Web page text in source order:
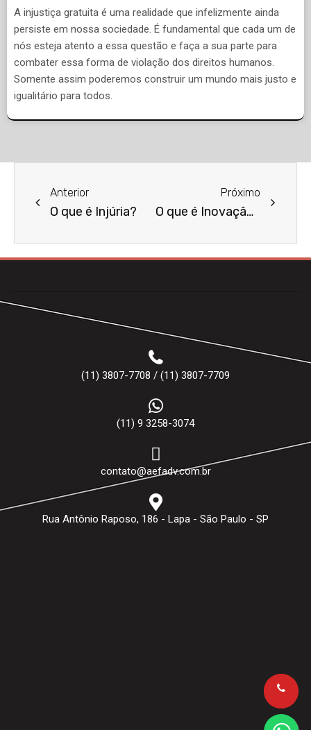
A injustiça gratuita é uma realidade que infelizmente ainda
persiste em nossa sociedade. É fundamental que cada um de
nós esteja atento a essa questão e faça a sua parte para
combater essa forma de violação dos direitos humanos.
Somente assim poderemos construir um mundo mais justo e
igualitário para todos.
Anterior
O que é Injúria?
Próximo
O que é Inovação Tecnológica no Direito?
(11) 3807-7708 / (11) 3807-7709
(11) 9 3258-3074
contato@aefadv.com.br
Rua Antônio Raposo, 186 - Lapa - São Paulo - SP